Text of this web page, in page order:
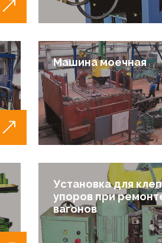
Машина моечная
Установка для
упоров при
вагонов